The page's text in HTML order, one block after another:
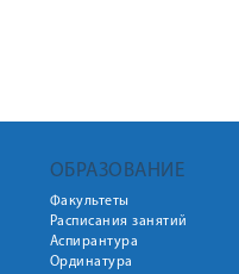
ОБРАЗОВАНИЕ
Факультеты
Расписания занятий
Аспирантура
Ординатура